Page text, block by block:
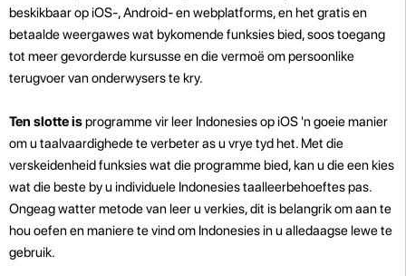
beskikbaar op iOS-, Android- en webplatforms, en het gratis en
betaalde weergawes wat bykomende funksies bied, soos toegang
tot meer gevorderde kursusse en die vermoë om persoonlike
terugvoer van onderwysers te kry.
Ten slotte isprogramme vir leer Indonesies op iOS 'n goeie manier
om u taalvaardighede te verbeter as u vrye tyd het. Met die
verskeidenheid funksies wat die programme bied, kan u die een kies
wat die beste by u individuele Indonesies taalleerbehoeftes pas.
Ongeag watter metode van leer u verkies, dit is belangrik om aan te
hou oefen en maniere te vind om Indonesies in u alledaagse lewe te
gebruik.